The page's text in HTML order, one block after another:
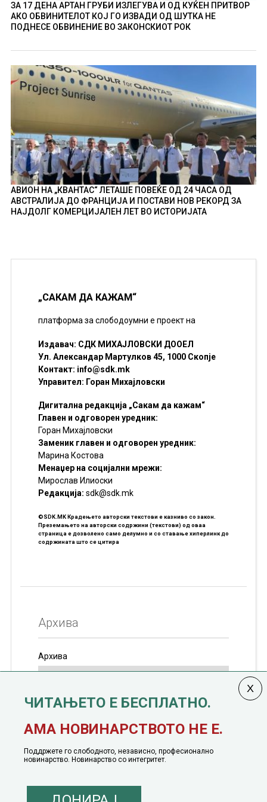
ЗА 17 ДЕНА АРТАН ГРУБИ ИЗЛЕГУВА И ОД КУЌЕН ПРИТВОР
АКО ОБВИНИТЕЛОТ КОЈ ГО ИЗВАДИ ОД ШУТКА НЕ
ПОДНЕСЕ ОБВИНЕНИЕ ВО ЗАКОНСКИОТ РОК
АВИОН НА „КВАНТАС“ ЛЕТАШЕ ПОВЕЌЕ ОД 24 ЧАСА ОД
АВСТРАЛИЈА ДО ФРАНЦИЈА И ПОСТАВИ НОВ РЕКОРД ЗА
НАЈДОЛГ КОМЕРЦИЈАЛЕН ЛЕТ ВО ИСТОРИЈАТА
„САКАМ ДА КАЖАМ“
платформа за слободоумни е проект на
Издавач: СДК МИХАЈЛОВСКИ ДООЕЛ
Ул. Александар Мартулков 45, 1000 Скопје
Контакт: info@sdk.mk
Управител: Горан Михајловски
Дигитална редакција „Сакам да кажам“
Главен и одговорен уредник:
Горан Михајловски
Заменик главен и одговорен уредник:
Марина Костова
Менаџер на социјални мрежи:
Мирослав Илиоски
Редакцијa: sdk@sdk.mk
©SDK.MK Крадењето авторски текстови е казниво со закон.
Преземањето на авторски содржини (текстови) од оваа
страница е дозволено само делумно и со ставање хиперлинк до
содржината што се цитира
Архива
Архива
јануари, 1991 година
ЧИТАЊЕТО Е БЕСПЛАТНО.
АМА НОВИНАРСТВОТО НЕ Е.
Поддржете го слободното, независно, професионално
новинарство. Новинарство со интегритет.